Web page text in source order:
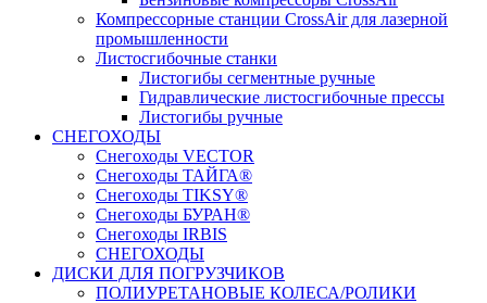
Компрессорные станции CrossAir для лазерной
промышленности
Листосгибочные станки
Листогибы сегментные ручные
Гидравлические листосгибочные прессы
Листогибы ручные
СНЕГОХОДЫ
Снегоходы VECTOR
Снегоходы ТАЙГА®
Снегоходы TIKSY®
Снегоходы БУРАН®
Снегоходы IRBIS
СНЕГОХОДЫ
ДИСКИ ДЛЯ ПОГРУЗЧИКОВ
ПОЛИУРЕТАНОВЫЕ КОЛЕСА/РОЛИКИ